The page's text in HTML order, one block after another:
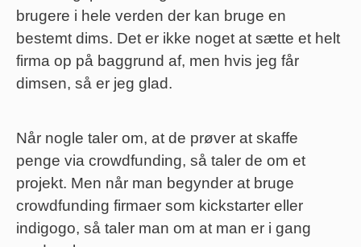
brugere i hele verden der kan bruge en
bestemt dims. Det er ikke noget at sætte et helt
firma op på baggrund af, men hvis jeg får
dimsen, så er jeg glad.
Når nogle taler om, at de prøver at skaffe
penge via crowdfunding, så taler de om et
projekt. Men når man begynder at bruge
crowdfunding firmaer som kickstarter eller
indigogo, så taler man om at man er i gang